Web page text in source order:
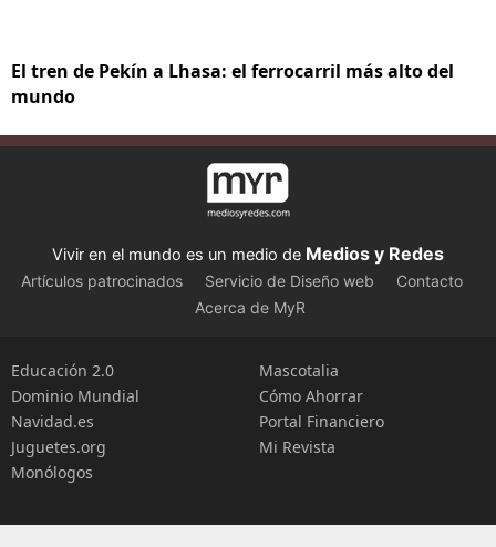
El tren de Pekín a Lhasa: el ferrocarril más alto del
mundo
Vivir en el mundo es un medio de Medios y Redes
Artículos patrocinados Servicio de Diseño web
Contacto
Acerca de MyR
Educación 2.0
Dominio Mundial
Navidad.es
Juguetes.org
Monólogos
Mascotalia
Cómo Ahorrar
Portal Financiero
Mi Revista